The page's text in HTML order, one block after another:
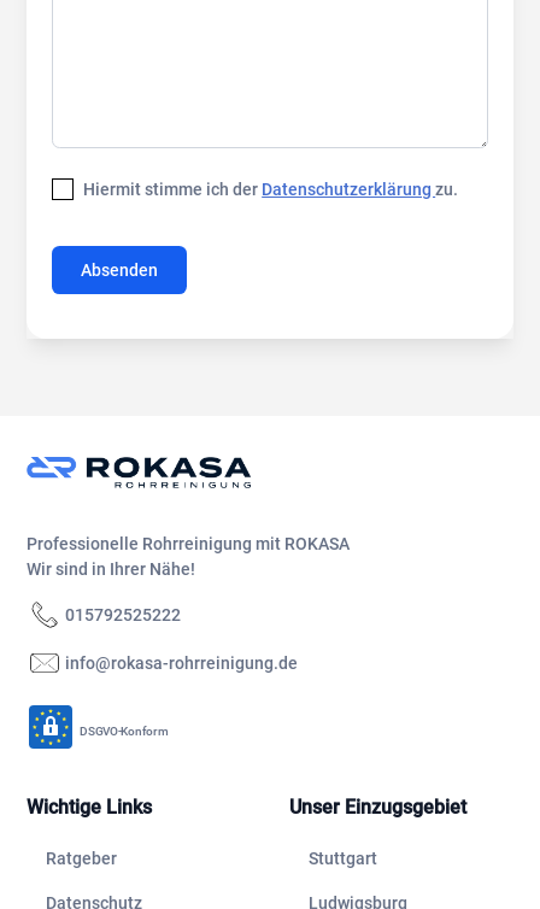
Hiermit stimme ich der Datenschutzerklärungzu.
Professionelle Rohrreinigung mit ROKASA
Wir sind in Ihrer Nähe!
015792525222
info@rokasa-rohrreinigung.de
DSGVO-Konform
Wichtige Links
Ratgeber
Datenschutz
Unser Einzugsgebiet
Stuttgart
Ludwigsburg